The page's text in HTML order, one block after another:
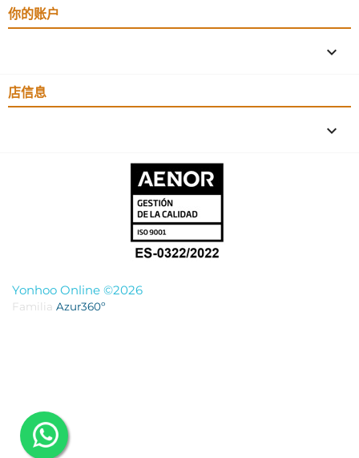
你的账户

店信息
keyboard_arrow_down
Yonhoo Online ©2026
Familia Azur360º